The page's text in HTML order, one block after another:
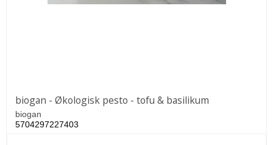
biogan - Økologisk pesto - tofu & basilikum
biogan
5704297227403